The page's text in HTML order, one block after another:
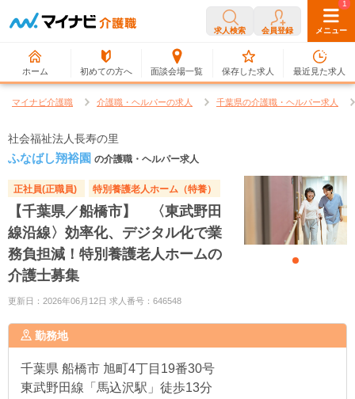
求人検索 会員登録 メニュー
ホーム 初めての方へ 面談会場一覧
0
保存した求人
1
最近見た求人
マイナビ介護職 介護職・ヘルパーの求人 千葉県の介護職・ヘルパー求人
社会福祉法人長寿の里
ふなばし翔裕園 の介護職・ヘルパー求人
正社員(正職員) 特別養護老人ホーム（特養）
【千葉県／船橋市】 〈東武野田
線沿線〉効率化、デジタル化で業
務負担減！特別養護老人ホームの
介護士募集
更新日：2026年06月12日 求人番号：646548
勤務地
千葉県 船橋市 旭町4丁目19番30号
東武野田線「馬込沢駅」徒歩13分